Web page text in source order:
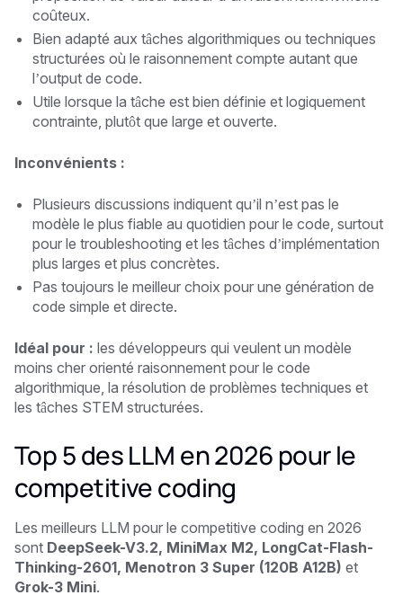
coûteux.
Bien adapté aux tâches algorithmiques ou techniques
structurées où le raisonnement compte autant que
l’output de code.
Utile lorsque la tâche est bien définie et logiquement
contrainte, plutôt que large et ouverte.
Inconvénients :
Plusieurs discussions indiquent qu’il n’est pas le
modèle le plus fiable au quotidien pour le code, surtout
pour le troubleshooting et les tâches d’implémentation
plus larges et plus concrètes.
Pas toujours le meilleur choix pour une génération de
code simple et directe.
Idéal pour : les développeurs qui veulent un modèle
moins cher orienté raisonnement pour le code
algorithmique, la résolution de problèmes techniques et
les tâches STEM structurées.
Top 5 des LLM en 2026 pour le
competitive coding
Les meilleurs LLM pour le competitive coding en 2026
sont DeepSeek-V3.2, MiniMax M2, LongCat-Flash-
Thinking-2601, Menotron 3 Super (120B A12B) et
Grok-3 Mini.